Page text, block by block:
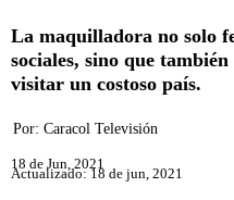
La maquilladora no solo
sociales, sino que
visitar un costoso país.
Por: Caracol Televisión
18 de Jun, 2021
Actualizado: 18 de jun, 2021